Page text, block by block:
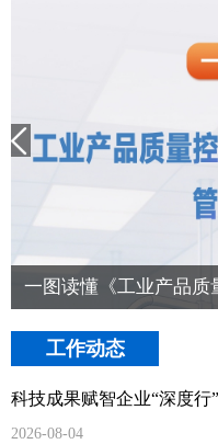
工作动态
科技成果赋智企业“深度
2026-08-04